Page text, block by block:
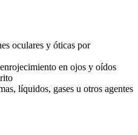
oculares y óticas por
en ojos y oídos
líquidos, gases u otros agentes